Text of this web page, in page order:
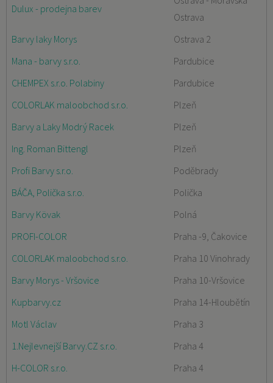
Dulux - prodejna barev
Ostrava
Barvy laky Morys
Ostrava 2
Mana - barvy s.r.o.
Pardubice
CHEMPEX s.r.o. Polabiny
Pardubice
COLORLAK maloobchod s.r.o.
Plzeň
Barvy a Laky Modrý Racek
Plzeň
Ing. Roman Bittengl
Plzeň
Profi Barvy s.r.o.
Poděbrady
BÁČA, Polička s.r.o.
Polička
Barvy Kövak
Polná
PROFI-COLOR
Praha -9, Čakovice
COLORLAK maloobchod s.r.o.
Praha 10 Vinohrady
Barvy Morys - Vršovice
Praha 10-Vršovice
Kupbarvy.cz
Praha 14-Hloubětín
Motl Václav
Praha 3
1.Nejlevnejší Barvy.CZ s.r.o.
Praha 4
H-COLOR s.r.o.
Praha 4